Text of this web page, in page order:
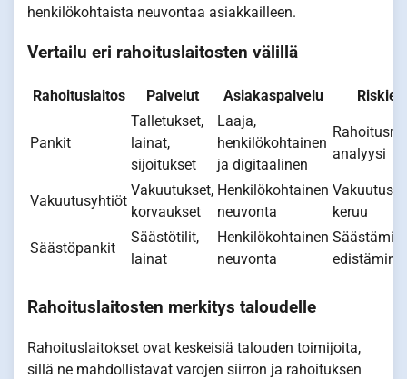
henkilökohtaista neuvontaa asiakkailleen.
Vertailu eri rahoituslaitosten välillä
Rahoituslaitos Palvelut Asiakaspalvelu
Pankit
Talletukset,
lainat,
sijoitukset
Laaja,
henkilökohtainen
ja digitaalinen
analyysi
Vakuutusyhtiöt
Vakuutukset,
korvaukset
Henkilökohtainen
neuvonta
keruu
Säästöpankit
Säästötilit,
lainat
Henkilökohtainen
neuvonta
Rahoituslaitosten merkitys taloudelle
Rahoituslaitokset ovat keskeisiä talouden toimijoita,
sillä ne mahdollistavat varojen siirron ja rahoituksen